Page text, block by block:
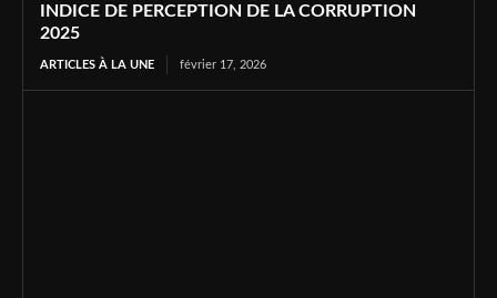
INDICE DE PERCEPTION DE LA CORRUPTION
2025
ARTICLES À LA UNE février 17, 2026